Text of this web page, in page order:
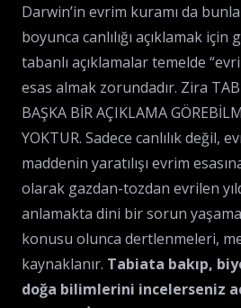
Darwin’in evrim kuramı da
boyunca canlılığı açıklamak
tabanlı açıklamalar temelde
esas almak zorundadır. Zira
BAŞKA BİR AÇIKLAMA
YOKTUR. Sadece canlılık değil,
maddenin yaratılışı evrim
olarak gazdan-tozdan evrilen
anlamakta dini bir sorun
konusu olunca dertlenmeleri,
kaynaklanır. Tabiata bakıp,
doğa bilimlerini incelerseniz